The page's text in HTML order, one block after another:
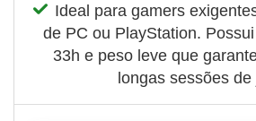
Ideal para gamers
de PC ou PlayStation.
33h e peso leve que
longas sessões de